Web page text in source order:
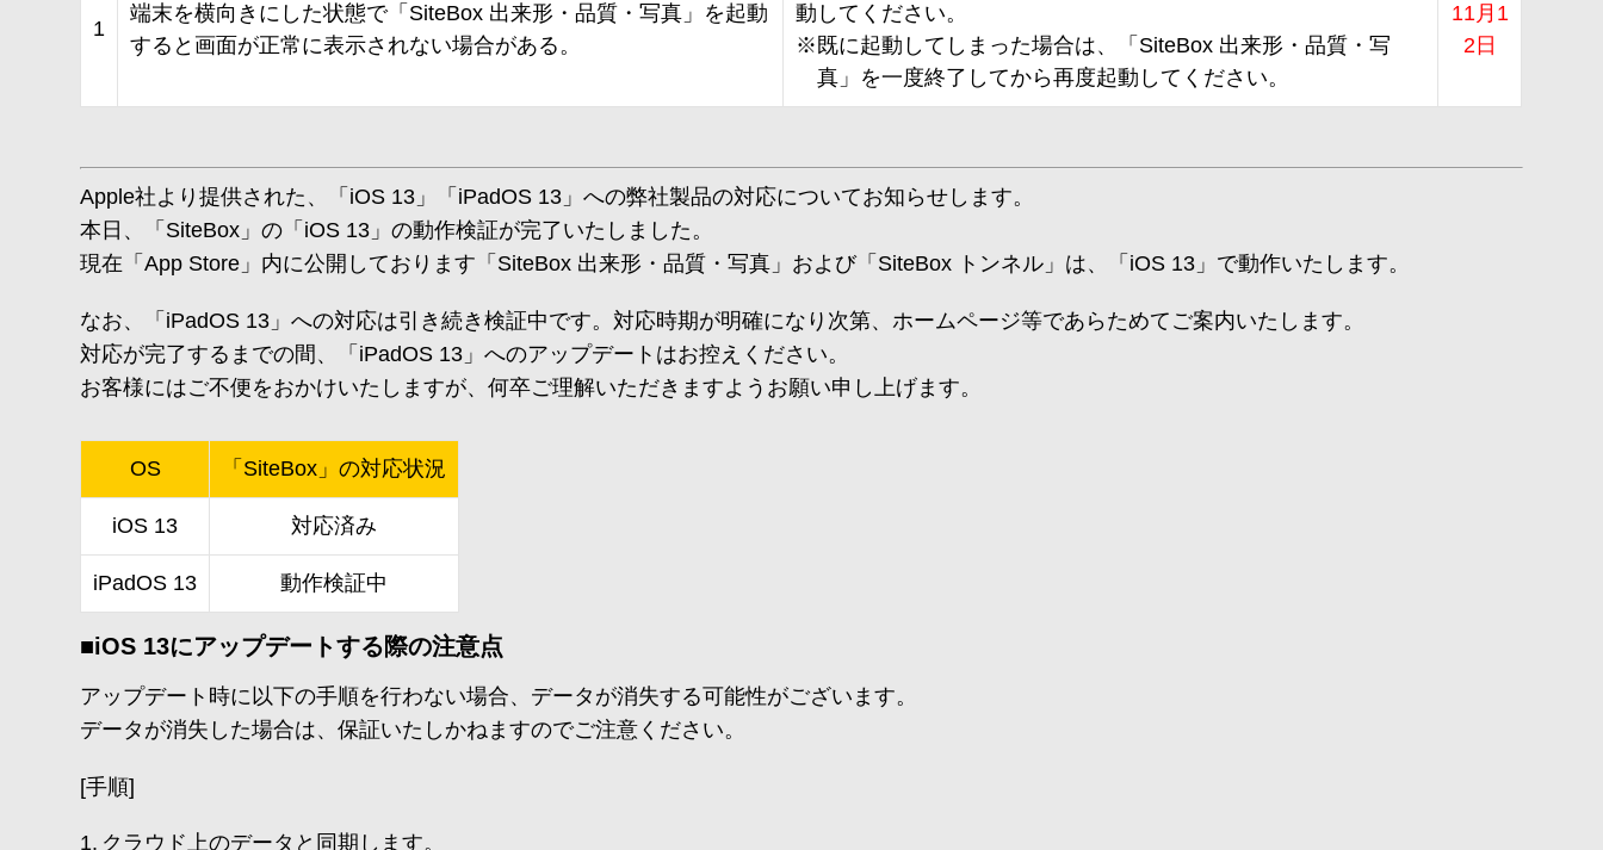
1
端末を横向きにした状態で「SiteBox 出来形・品質・写真」を起動
すると画面が正常に表示されない場合がある。
動してください。
※既に起動してしまった場合は、「SiteBox 出来形・品質・写
真」を一度終了してから再度起動してください。
11月1
2日
Apple社より提供された、「iOS 13」「iPadOS 13」への弊社製品の対応についてお知らせします。
本日、「SiteBox」の「iOS 13」の動作検証が完了いたしました。
現在「App Store」内に公開しております「SiteBox 出来形・品質・写真」および「SiteBox トンネル」は、「iOS 13」で動作いたします。
なお、「iPadOS 13」への対応は引き続き検証中です。対応時期が明確になり次第、ホームページ等であらためてご案内いたします。
対応が完了するまでの間、「iPadOS 13」へのアップデートはお控えください。
お客様にはご不便をおかけいたしますが、何卒ご理解いただきますようお願い申し上げます。
OS 「SiteBox」の対応状況
iOS 13 対応済み
iPadOS 13 動作検証中
■iOS 13にアップデートする際の注意点
アップデート時に以下の手順を行わない場合、データが消失する可能性がございます。
データが消失した場合は、保証いたしかねますのでご注意ください。
[手順]
クラウド上のデータと同期します。